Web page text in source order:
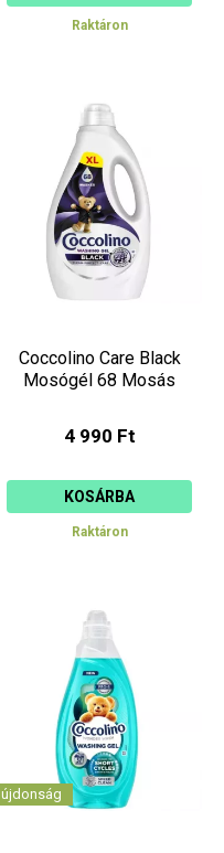
Raktáron
Coccolino Care Black
Mosógél 68 Mosás
4 990 Ft
KOSÁRBA
Raktáron
újdonság